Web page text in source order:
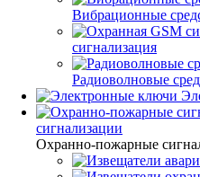
Вибрационные
сигнализация
Радиоволновые
сигнализации
Охранно-пожарные